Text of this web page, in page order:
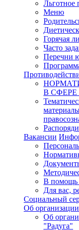
Льготное
Меню
Горячая
Часто
Перечни
В
Вакансии
В помощь
Для вас,
Социальный
Об
Об
"Радуга"